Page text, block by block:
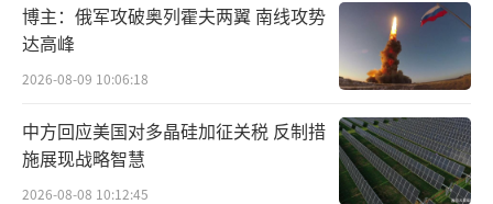
博主：俄军攻破奥列霍夫两翼 南线攻势
达高峰
2026-08-09 10:06:18
中方回应美国对多晶硅加征关税 反制措
施展现战略智慧
2026-08-08 10:12:45